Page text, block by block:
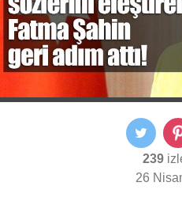
239
26